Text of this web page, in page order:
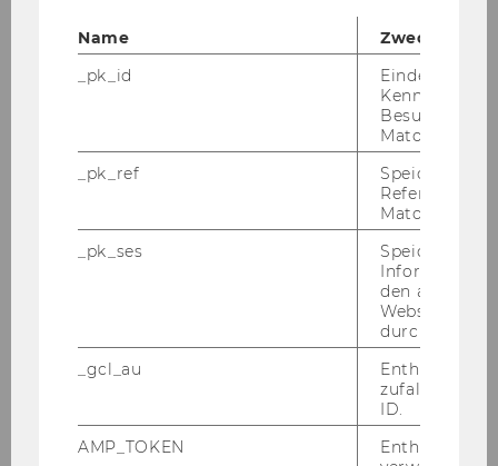
Licht für die Welt schnürt
Soforthilfepaket für
Mit Kreativität für die
Humor ist wichtiger denn
SOS-Kinderdorf im
Zeichen der Corona-Krise
Sport Austria –
Bewegung für alle und
Name
Zweck
_pk_id
Eindeutige
Besuchers
Matomo.
_pk_ref
Speicherung
Referrers
Matomo.
_pk_ses
Speicherung
den aktuellen
durch
_gcl_au
Enthält eine
ID.
AMP_TOKEN
Enthält ein